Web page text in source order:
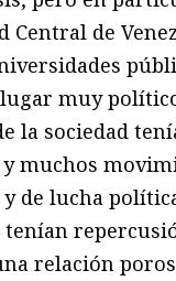
Central de
muy
la sociedad
muchos
de lucha
relación